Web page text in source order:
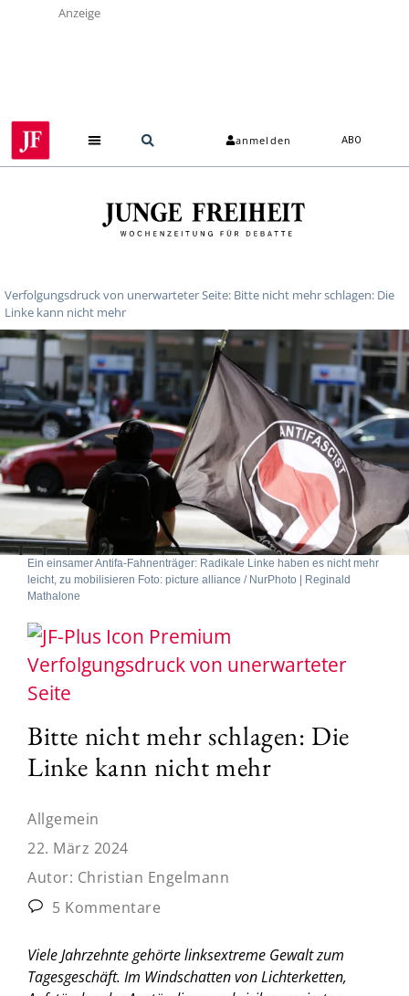
Anzeige
anmelden ABO
Verfolgungsdruck von unerwarteter Seite: Bitte nicht mehr schlagen: Die
Linke kann nicht mehr
Ein einsamer Antifa-Fahnenträger: Radikale Linke haben es nicht mehr
leicht, zu mobilisieren Foto: picture alliance / NurPhoto | Reginald
Mathalone
Verfolgungsdruck von unerwarteter
Seite
Bitte nicht mehr schlagen: Die
Linke kann nicht mehr
Allgemein
22. März 2024
Autor: Christian Engelmann
5 Kommentare
Viele Jahrzehnte gehörte linksextreme Gewalt zum
Tagesgeschäft. Im Windschatten von Lichterketten,